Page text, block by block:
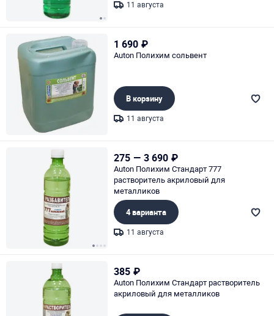
11 августа
1 690 ₽
Auton Полихим сольвент
В корзину
11 августа
275 — 3 690 ₽
Auton Полихим Стандарт 777
растворитель акриловый для
металликов
4 варианта
11 августа
385 ₽
Auton Полихим Стандарт растворитель
акриловый для металликов